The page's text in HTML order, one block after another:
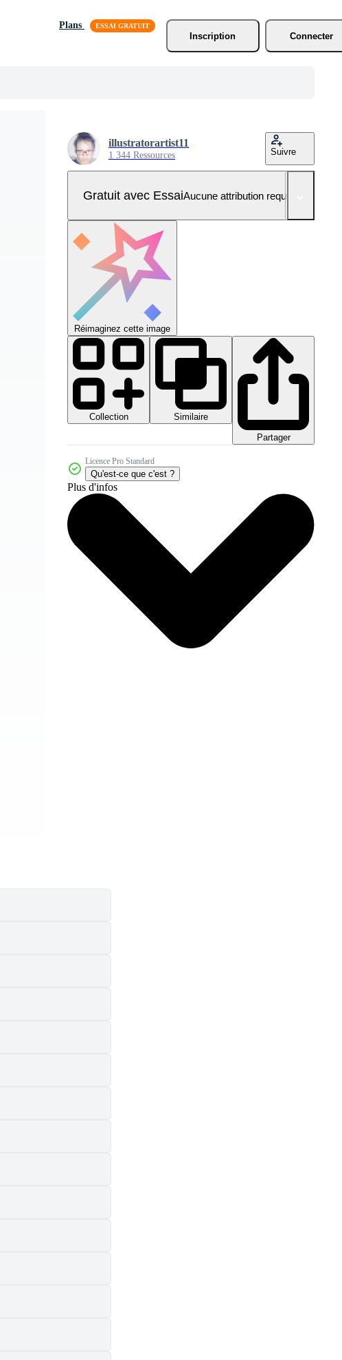
Plans
Inscription
Connecter
illustratorartist11
1 344 Ressources Suivre
Gratuit avec EssaiAucune attribution requise
Réimaginez cette image
Collection
Similaire
Partager
Licence Pro Standard
Qu'est-ce que c'est ?
Plus d'infos